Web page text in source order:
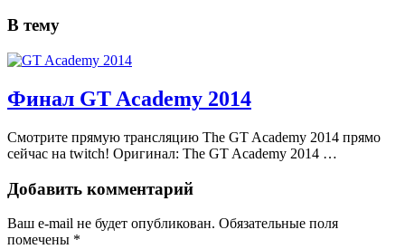
В тему
Финал GT Academy 2014
Смотрите прямую трансляцию The GT Academy 2014 прямо
сейчас на twitch! Оригинал: The GT Academy 2014 …
Добавить комментарий
Ваш e-mail не будет опубликован. Обязательные поля
помечены *